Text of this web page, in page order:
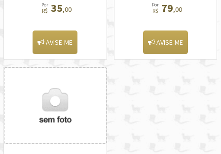
Por
R$ 35,00
AVISE-ME
Por
R$ 79,00
AVISE-ME